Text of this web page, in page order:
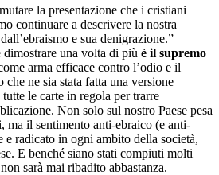
la presentazione che i cristiani
continuare a descrivere la nostra
e sua denigrazione.”
una volta di più è il supremo
arma efficace contro l’odio e il
ne sia stata fatta una versione
le carte in regola per trarre
Non solo sul nostro Paese pesa
ma il sentimento anti-ebraico (e anti-
e radicato in ogni ambito della società,
E benché siano stati compiuti molti
sarà mai ribadito abbastanza.